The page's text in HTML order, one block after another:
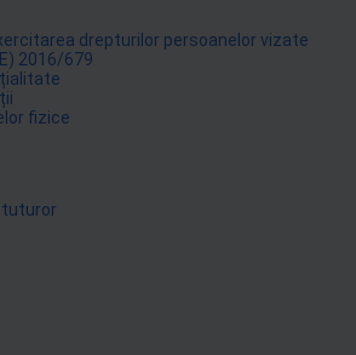
drepturilor persoanelor vizate
2016/679
fizice
tuturor